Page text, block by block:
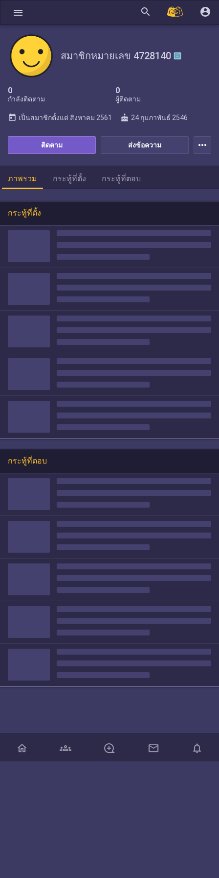
menu search account_circle
สมาชิกหมายเลข 4728140
0
กำลังติดตาม
0
ผู้ติดตาม
ส่งข้อความ
ติดตาม
today เป็นสมาชิกตั้งแต่ สิงหาคม 2561 cake 24 กุมภาพันธ์ 2546
more_horiz
ภาพรวม กระทู้ที่ตั้ง กระทู้ที่ตอบ
กระทู้ที่ตั้ง
กระทู้ที่ตอบ